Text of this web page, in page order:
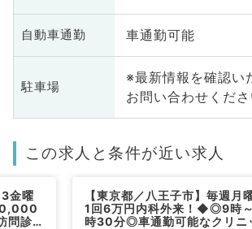
自動車通勤 車通勤可能
駐車場
※最新情報を確認い
お問い合わせくださ
この求人と条件が近い求人
金曜
問診
【東京都／八王子市】毎週月
1回6万円内科外来！◆◎9時
時30分◎車通勤可能なクリニ